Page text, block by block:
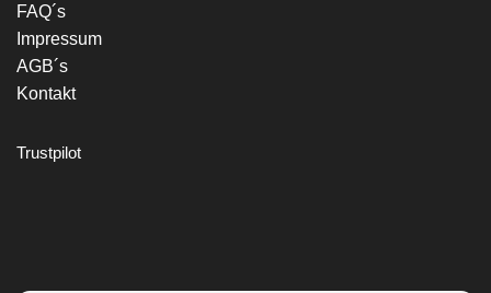
FAQ´s
Impressum
AGB´s
Kontakt
Trustpilot